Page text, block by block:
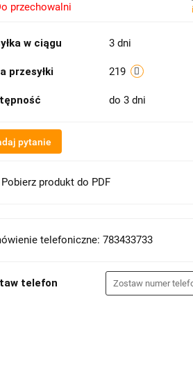
przechowalni
w ciągu 3 dni
przesyłki 219
do 3 dni
pytanie
Pobierz produkt do PDF
telefoniczne: 783433733
telefon